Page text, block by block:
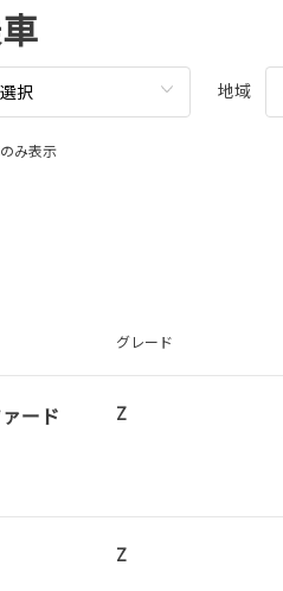
択 地域
み表示
グレード
ード Z
Z